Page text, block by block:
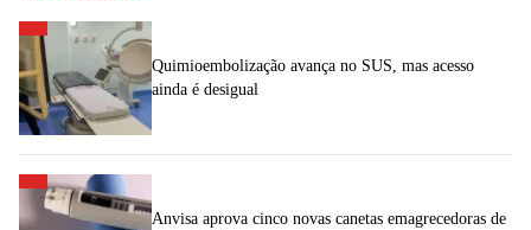
Quimioembolização avança no SUS, mas acesso
ainda é desigual
Anvisa aprova cinco novas canetas emagrecedoras de